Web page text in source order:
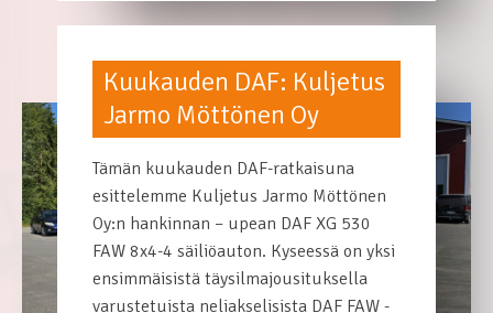
Kuukauden DAF: Kuljetus
Jarmo Möttönen Oy
Tämän kuukauden DAF-ratkaisuna
esittelemme Kuljetus Jarmo Möttönen
Oy:n hankinnan – upean DAF XG 530
FAW 8x4-4 säiliöauton. Kyseessä on yksi
ensimmäisistä täysilmajousituksella
varustetuista neliakselisista DAF FAW -